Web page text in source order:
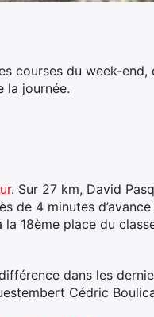
courses du week-end,
la journée.
. Sur 27 km, David
de 4 minutes d’avance
la 18ème place du
dans les
Cédric